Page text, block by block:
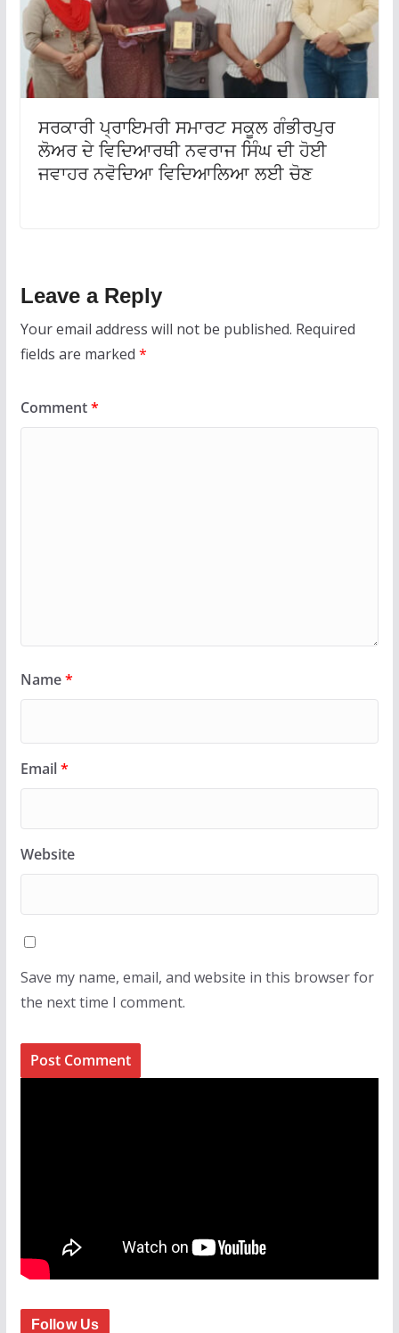
ਸਰਕਾਰੀ ਪ੍ਰਾਇਮਰੀ ਸਮਾਰਟ ਸਕੂਲ ਗੰਭੀਰਪੁਰ
ਲੋਅਰ ਦੇ ਵਿਦਿਆਰਥੀ ਨਵਰਾਜ ਸਿੰਘ ਦੀ ਹੋਈ
ਜਵਾਹਰ ਨਵੋਦਿਆ ਵਿਦਿਆਲਿਆ ਲਈ ਚੋਣ
Leave a Reply
Your email address will not be published. Required
fields are marked *
Comment*
Name*
Email*
Website
Save my name, email, and website in this browser for
the next time I comment.
Follow Us